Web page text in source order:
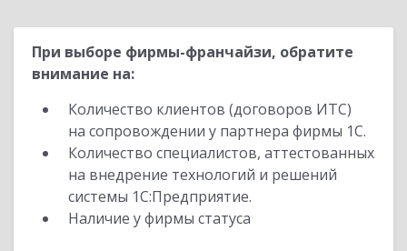
При выборе фирмы-франчайзи, обратите
внимание на:
Количество клиентов (договоров ИТС)
на сопровождении у партнера фирмы 1С.
Количество специалистов, аттестованных
на внедрение технологий и решений
системы 1С:Предприятие.
Наличие у фирмы статуса